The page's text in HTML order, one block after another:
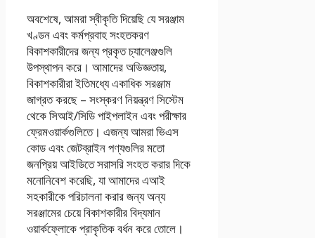
অবশেষে, আমরা স্বীকৃতি দিয়েছি যে সরঞ্জাম
খণ্ডন এবং কর্মপ্রবাহ সংহতকরণ
বিকাশকারীদের জন্য প্রকৃত চ্যালেঞ্জগুলি
উপস্থাপন করে। আমাদের অভিজ্ঞতায়,
বিকাশকারীরা ইতিমধ্যে একাধিক সরঞ্জাম
জাগ্রত করছে – সংস্করণ নিয়ন্ত্রণ সিস্টেম
থেকে সিআই/সিডি পাইপলাইন এবং পরীক্ষার
ফ্রেমওয়ার্কগুলিতে। এজন্য আমরা ভিএস
কোড এবং জেটব্রাইন পণ্যগুলির মতো
জনপ্রিয় আইডিতে সরাসরি সংহত করার দিকে
মনোনিবেশ করেছি, যা আমাদের এআই
সহকারীকে পরিচালনা করার জন্য অন্য
সরঞ্জামের চেয়ে বিকাশকারীর বিদ্যমান
ওয়ার্কফ্লোকে প্রাকৃতিক বর্ধন করে তোলে।